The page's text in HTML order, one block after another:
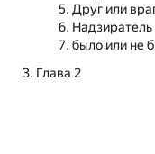
Друг или
было или не
Глава 2